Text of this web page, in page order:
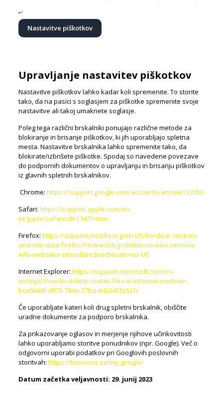
“`
Nastavitve piškotkov
Upravljanje nastavitev piškotkov
Nastavitve piškotkov lahko kadar koli spremenite. To storite
tako, da na pasici s soglasjem za piškotke spremenite svoje
nastavitve ali takoj umaknete soglasje.
Poleg tega različni brskalniki ponujajo različne metode za
blokiranje in brisanje piškotkov, ki jih uporabljajo spletna
mesta. Nastavitve brskalnika lahko spremenite tako, da
blokirate/izbrišete piškotke. Spodaj so navedene povezave
do podpornih dokumentov o upravljanju in brisanju piškotkov
iz glavnih spletnih brskalnikov.
Chrome: https://support.google.com/accounts/answer/32050
Safari: https://support.apple.com/en-
in/guide/safari/sfri11471/mac
Firefox: https://support.mozilla.org/en-US/kb/clear-cookies-
and-site-data-firefox?redirectslug=delete-cookies-remove-
info-websites-stored&redirectlocale=en-US
Internet Explorer: https://support.microsoft.com/en-
us/topic/how-to-delete-cookie-files-in-internet-explorer-
bca9446f-d873-78de-77ba-d42645fa52fc
Če uporabljate kateri koli drug spletni brskalnik, obiščite
uradne dokumente za podporo brskalnika.
Za prikazovanje oglasov in merjenje njihove učinkovitosti
lahko uporabljamo storitve ponudnikov (npr. Google). Več o
odgovorni uporabi podatkov pri Googlovih poslovnih
storitvah: https://business.safety.google/
Datum začetka veljavnosti: 29. junij 2023